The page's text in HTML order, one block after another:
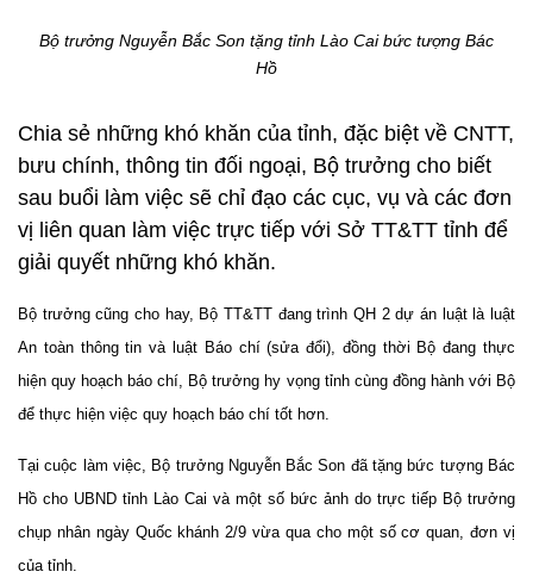
Bộ trưởng Nguyễn Bắc Son tặng tỉnh Lào Cai bức tượng Bác
Hồ
Chia sẻ những khó khăn của tỉnh, đặc biệt về CNTT,
bưu chính, thông tin đối ngoại, Bộ trưởng cho biết
sau buổi làm việc sẽ chỉ đạo các cục, vụ và các đơn
vị liên quan làm việc trực tiếp với Sở TT&TT tỉnh để
giải quyết những khó khăn.
Bộ trưởng cũng cho hay, Bộ TT&TT đang trình QH 2 dự án luật là luật
An toàn thông tin và luật Báo chí (sửa đổi), đồng thời Bộ đang thực
hiện quy hoạch báo chí, Bộ trưởng hy vọng tỉnh cùng đồng hành với Bộ
để thực hiện việc quy hoạch báo chí tốt hơn.
Tại cuộc làm việc, Bộ trưởng Nguyễn Bắc Son đã tặng bức tượng Bác
Hồ cho UBND tỉnh Lào Cai và một số bức ảnh do trực tiếp Bộ trưởng
chụp nhân ngày Quốc khánh 2/9 vừa qua cho một số cơ quan, đơn vị
của tỉnh.